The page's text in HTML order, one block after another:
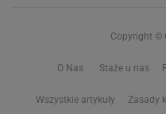
Copyright ©
O Nas Staże u nas
Wszystkie artykuły Zasady